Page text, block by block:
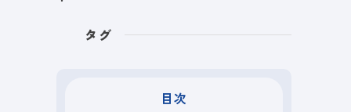
タグ
目次